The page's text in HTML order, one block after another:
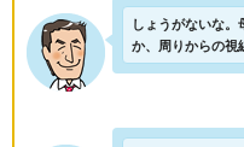
しょうがないな
か、周りからの